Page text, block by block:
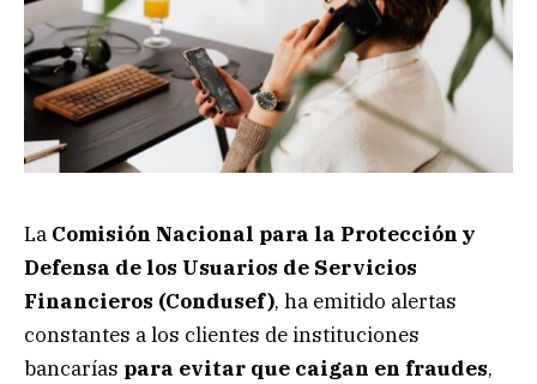
La Comisión Nacional para la Protección y
Defensa de los Usuarios de Servicios
Financieros (Condusef), ha emitido alertas
constantes a los clientes de instituciones
bancarías para evitar que caigan en fraudes,